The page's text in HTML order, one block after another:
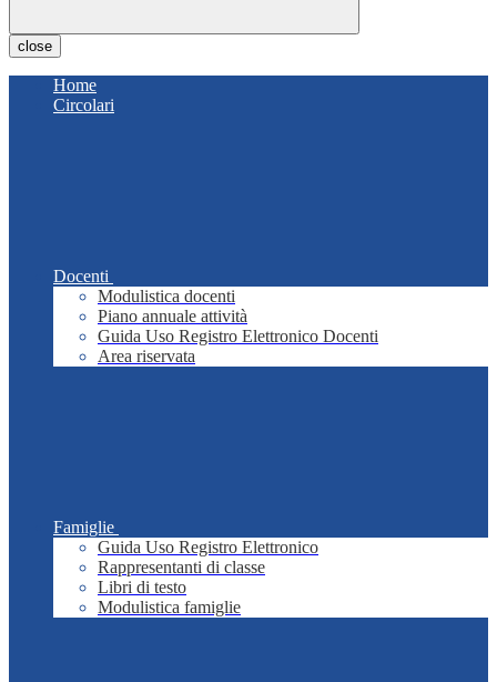
close
Home
Circolari
Docenti
Modulistica docenti
Piano annuale attività
Guida Uso Registro Elettronico Docenti
Area riservata
Famiglie
Guida Uso Registro Elettronico
Rappresentanti di classe
Libri di testo
Modulistica famiglie